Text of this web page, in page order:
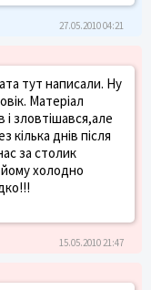
27.05.2010 04:21
тут написали. Ну
Матеріал
і зловтішався,але
днів після
за столик
холодно
15.05.2010 21:47